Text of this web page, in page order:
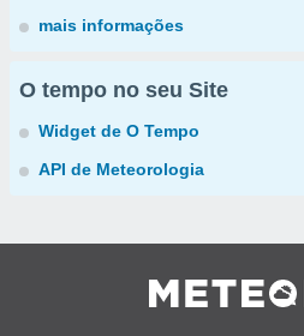
mais informações
O tempo no seu Site
Widget de O Tempo
API de Meteorologia